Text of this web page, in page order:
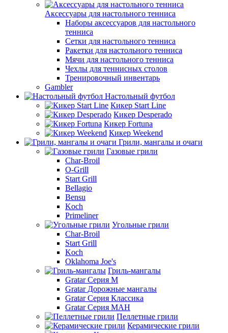
Аксессуары для настольного тенниса
Наборы аксессуаров для настольного
тенниса
Сетки для настольного тенниса
Ракетки для настольного тенниса
Мячи для настольного тенниса
Чехлы для теннисных столов
Тренировочный инвентарь
Gambler
Настольный футбол
Кикер Start Line
Кикер Desperado
Кикер Fortuna
Кикер Weekend
Грили, мангалы и очаги
Газовые грили
Char-Broil
O-Grill
Start Grill
Bellagio
Bensu
Koch
Primeliner
Угольные грили
Char-Broil
Start Grill
Koch
Oklahoma Joe's
Гриль-мангалы
Gratar Серия M
Gratar Дорожные мангалы
Gratar Серия Классика
Gratar Серия МАН
Пеллетные грили
Керамические грили